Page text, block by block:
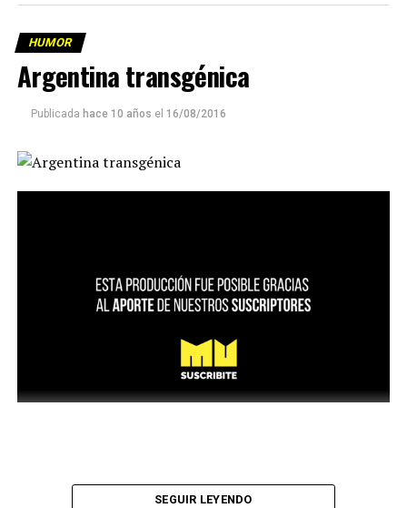
HUMOR
Argentina transgénica
Publicada hace 10 años el 16/08/2016
SEGUIR LEYENDO